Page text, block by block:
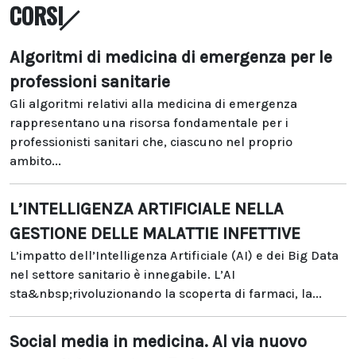
CORSI
Algoritmi di medicina di emergenza per le
professioni sanitarie
Gli algoritmi relativi alla medicina di emergenza
rappresentano una risorsa fondamentale per i
professionisti sanitari che, ciascuno nel proprio
ambito...
L’INTELLIGENZA ARTIFICIALE NELLA
GESTIONE DELLE MALATTIE INFETTIVE
L’impatto dell’Intelligenza Artificiale (AI) e dei Big Data
nel settore sanitario è innegabile. L’AI
sta&nbsp;rivoluzionando la scoperta di farmaci, la...
Social media in medicina. Al via nuovo